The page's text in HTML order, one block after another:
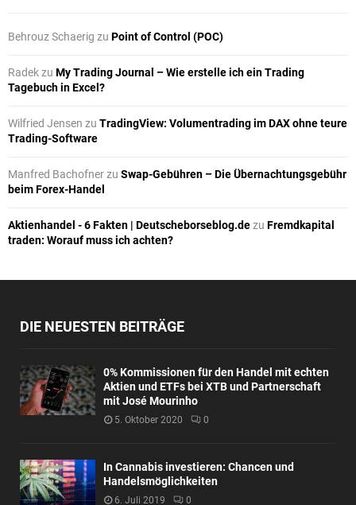
Behrouz Schaerig zu Point of Control (POC)
Radekzu My Trading Journal – Wie erstelle ich ein Trading
Tagebuch in Excel?
Wilfried Jensen zu TradingView: Volumentrading im DAX ohne teure
Trading-Software
Manfred Bachofnerzu Swap-Gebühren – Die Übernachtungsgebühr
beim Forex-Handel
Aktienhandel - 6 Fakten | Deutscheborseblog.dezu Fremdkapital
traden: Worauf muss ich achten?
DIE NEUESTEN BEITRÄGE
0% Kommissionen für den Handel mit echten
Aktien und ETFs bei XTB und Partnerschaft
mit José Mourinho
5. Oktober 2020 0
In Cannabis investieren: Chancen und
Handelsmöglichkeiten
6. Juli 2019 0